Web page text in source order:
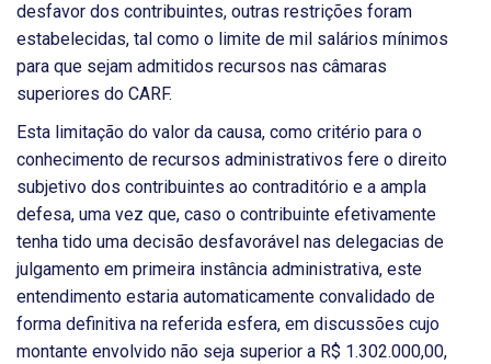
desfavor dos contribuintes, outras restrições foram
estabelecidas, tal como o limite de mil salários mínimos
para que sejam admitidos recursos nas câmaras
superiores do CARF.
Esta limitação do valor da causa, como critério para o
conhecimento de recursos administrativos fere o direito
subjetivo dos contribuintes ao contraditório e a ampla
defesa, uma vez que, caso o contribuinte efetivamente
tenha tido uma decisão desfavorável nas delegacias de
julgamento em primeira instância administrativa, este
entendimento estaria automaticamente convalidado de
forma definitiva na referida esfera, em discussões cujo
montante envolvido não seja superior a R$ 1.302.000,00,